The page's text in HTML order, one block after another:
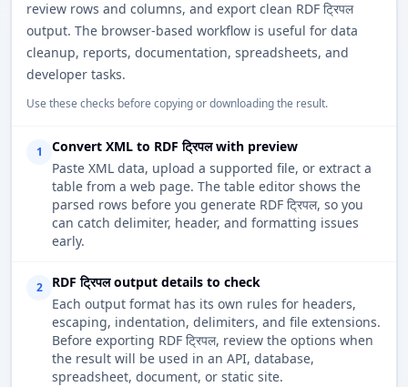
review rows and columns, and export clean RDF ट्रिपल
output. The browser-based workflow is useful for data
cleanup, reports, documentation, spreadsheets, and
developer tasks.
Use these checks before copying or downloading the result.
1
Convert XML to RDF ट्रिपल with preview
Paste XML data, upload a supported file, or extract a
table from a web page. The table editor shows the
parsed rows before you generate RDF ट्रिपल, so you
can catch delimiter, header, and formatting issues
early.
2
RDF ट्रिपल output details to check
Each output format has its own rules for headers,
escaping, indentation, delimiters, and file extensions.
Before exporting RDF ट्रिपल, review the options when
the result will be used in an API, database,
spreadsheet, document, or static site.